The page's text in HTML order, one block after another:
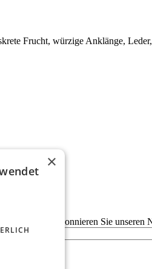
Frucht, würzige Anklänge,
Abonnieren Sie unseren
×